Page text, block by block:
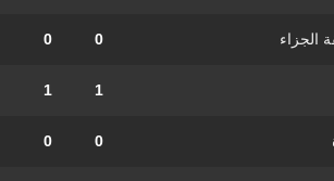
الجزاء 0
0
1
1
0
0